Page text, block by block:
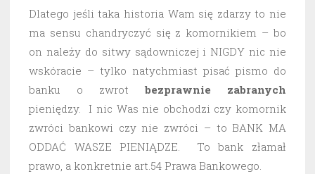
Dlatego jeśli taka historia Wam się zdarzy to nie
ma sensu chandryczyć się z komornikiem – bo
on należy do sitwy sądowniczej i NIGDY nic nie
wskóracie – tylko natychmiast pisać pismo do
banku o zwrot bezprawnie
zabranych
pieniędzy. I nic Was nie obchodzi czy komornik
zwróci bankowi czy nie zwróci – to BANK MA
ODDAĆ WASZE PIENIĄDZE. To bank złamał
prawo, a konkretnie art.54 Prawa Bankowego.